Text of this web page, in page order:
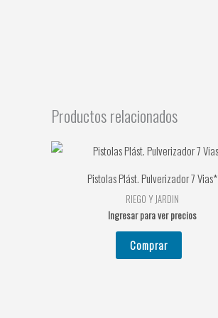
Productos relacionados
Pistolas Plást. Pulverizador 7 Vias*
RIEGO Y JARDIN
Ingresar para ver precios
Comprar